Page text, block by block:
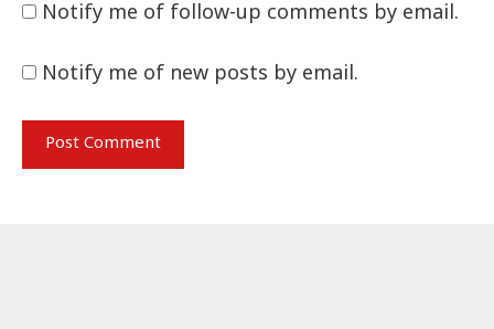
Notify me of follow-up comments by email.
Notify me of new posts by email.